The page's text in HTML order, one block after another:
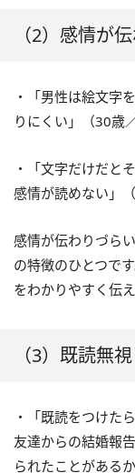
（2）感情が
・「男性は絵文字
りにくい」（30歳
・「文字だけだと
感情が読めない」
感情が伝わりづら
の特徴のひとつで
をわかりやすく伝
（3）既読無
・「既読をつけた
友達からの結婚報
られたことがある